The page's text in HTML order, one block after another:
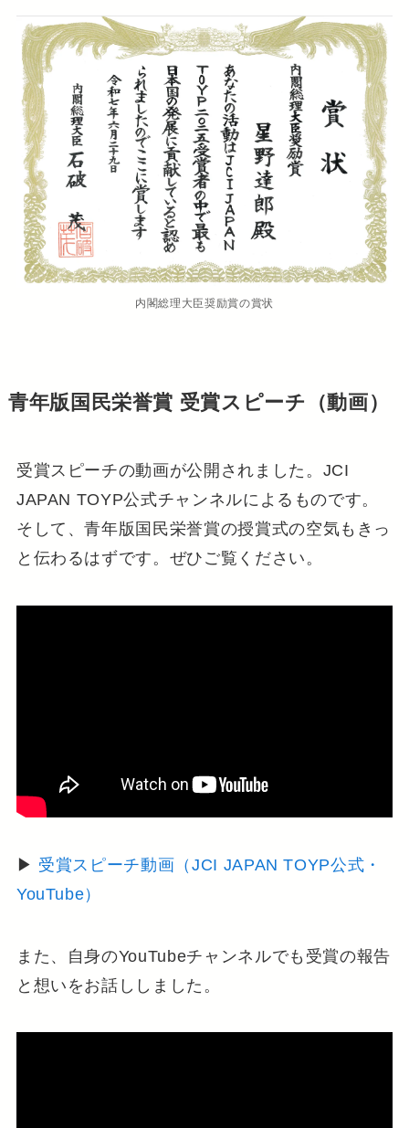
内閣総理大臣奨励賞の賞状
青年版国民栄誉賞 受賞スピーチ（動画）
受賞スピーチの動画が公開されました。JCI
JAPAN TOYP公式チャンネルによるものです。
そして、青年版国民栄誉賞の授賞式の空気もきっ
と伝わるはずです。ぜひご覧ください。
▶ 受賞スピーチ動画（JCI JAPAN TOYP公式・
YouTube）
また、自身のYouTubeチャンネルでも受賞の報告
と想いをお話ししました。